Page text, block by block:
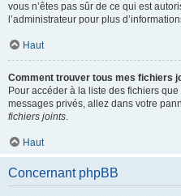
vous n’êtes pas sûr de ce qui est
l’administrateur pour plus
Haut
Comment trouver tous mes fichiers
Pour accéder à la liste des fichiers
messages privés, allez dans votre
fichiers joints.
Haut
Concernant phpBB